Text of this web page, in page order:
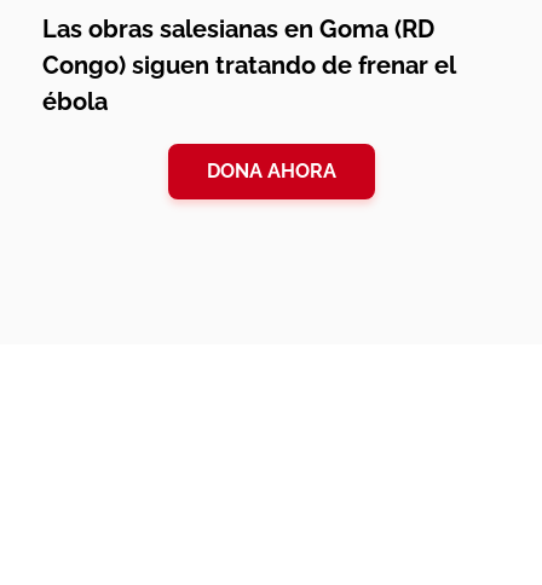
Las obras salesianas en Goma (RD
Congo) siguen tratando de frenar el
ébola
DONA AHORA